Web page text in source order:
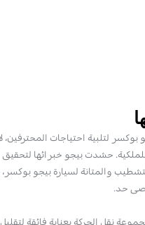
لتلبية احتياجات المحترفين،
للملكية. حشدت بيجو خبرائها
والمتانة لسيارة بيجو
حد.
نقل الحركة بعناية فائقة